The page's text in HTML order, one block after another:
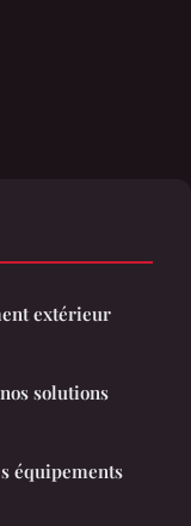
extérieur
solutions
équipements